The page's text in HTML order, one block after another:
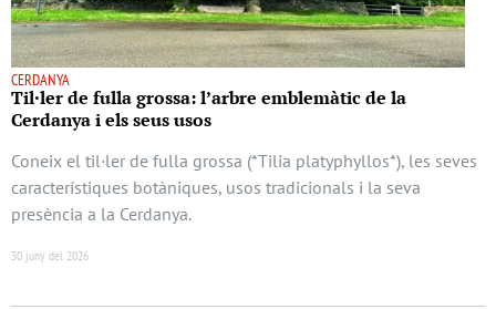
CERDANYA
Til·ler de fulla grossa: l’arbre emblemàtic de la
Cerdanya i els seus usos
Coneix el til·ler de fulla grossa (*Tilia platyphyllos*), les seves
característiques botàniques, usos tradicionals i la seva
presència a la Cerdanya.
30 juny del 2026